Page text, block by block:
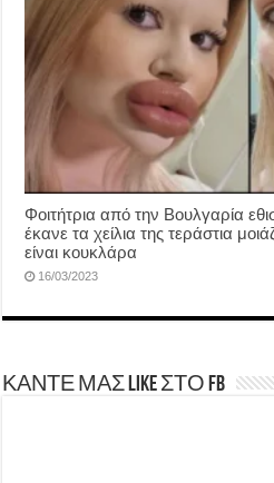
Φοιτήτρια από την Βουλγαρία
έκανε τα χείλια της τεράστια
είναι κουκλάρα
16/03/2023
ΚΑΝΤΕ ΜΑΣ LIKE ΣΤΟ FB